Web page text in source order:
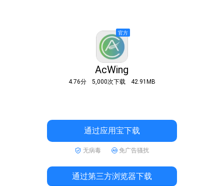
AcWing
4.76分 5,000次下载 42.91MB
通过应用宝下载
无病毒 免广告骚扰
通过第三方浏览器下载